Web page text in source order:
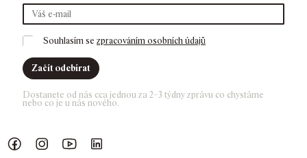
Souhlasím se zpracováním osobních údajů
Začít odebírat
Dostanete od nás cca jednou za 2–3 týdny zprávu co chystáme
nebo co je u nás nového.
Náš FacebookGASK InstagramGASK YouTube kanál